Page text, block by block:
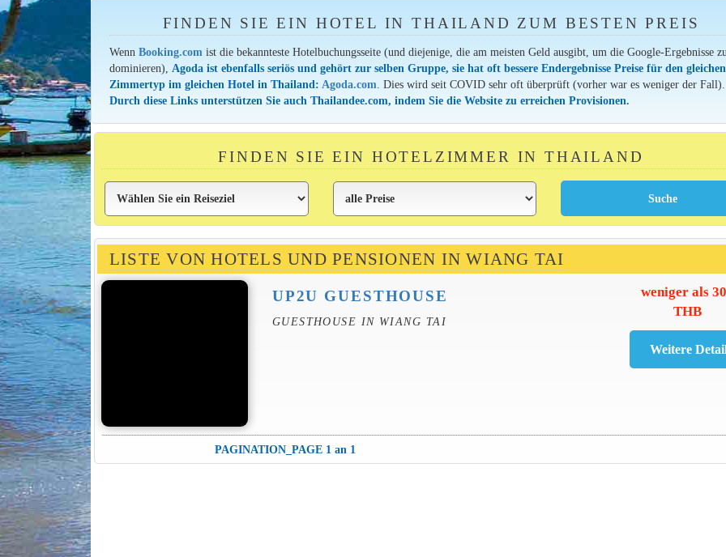
FINDEN SIE EIN HOTEL IN THAILAND ZUM BESTEN PREIS
WennBooking.comist die bekannteste Hotelbuchungsseite (und diejenige, die am meisten Geld ausgibt, um die Google-Ergebnisse
dominieren),Agoda ist ebenfalls seriös und gehört zur selben Gruppe, sie hat oft bessere Endergebnisse Preise für den gleichen
Zimmertyp im gleichen Hotel in Thailand:Agoda.com. Dies wird seit COVID sehr oft überprüft (vorher war es weniger der Fall).
Durch diese Links unterstützen Sie auch Thailandee.com, indem Sie die Website zu erreichen Provisionen.
FINDEN SIE EIN HOTELZIMMER IN THAILAND
LISTE VON HOTELS UND PENSIONEN IN WIANG TAI
UP2U GUESTHOUSE
GUESTHOUSE IN WIANG TAI
weniger als
THB
PAGINATION_PAGE 1 an 1